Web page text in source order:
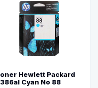
Hewlett Packard
Cyan No 88